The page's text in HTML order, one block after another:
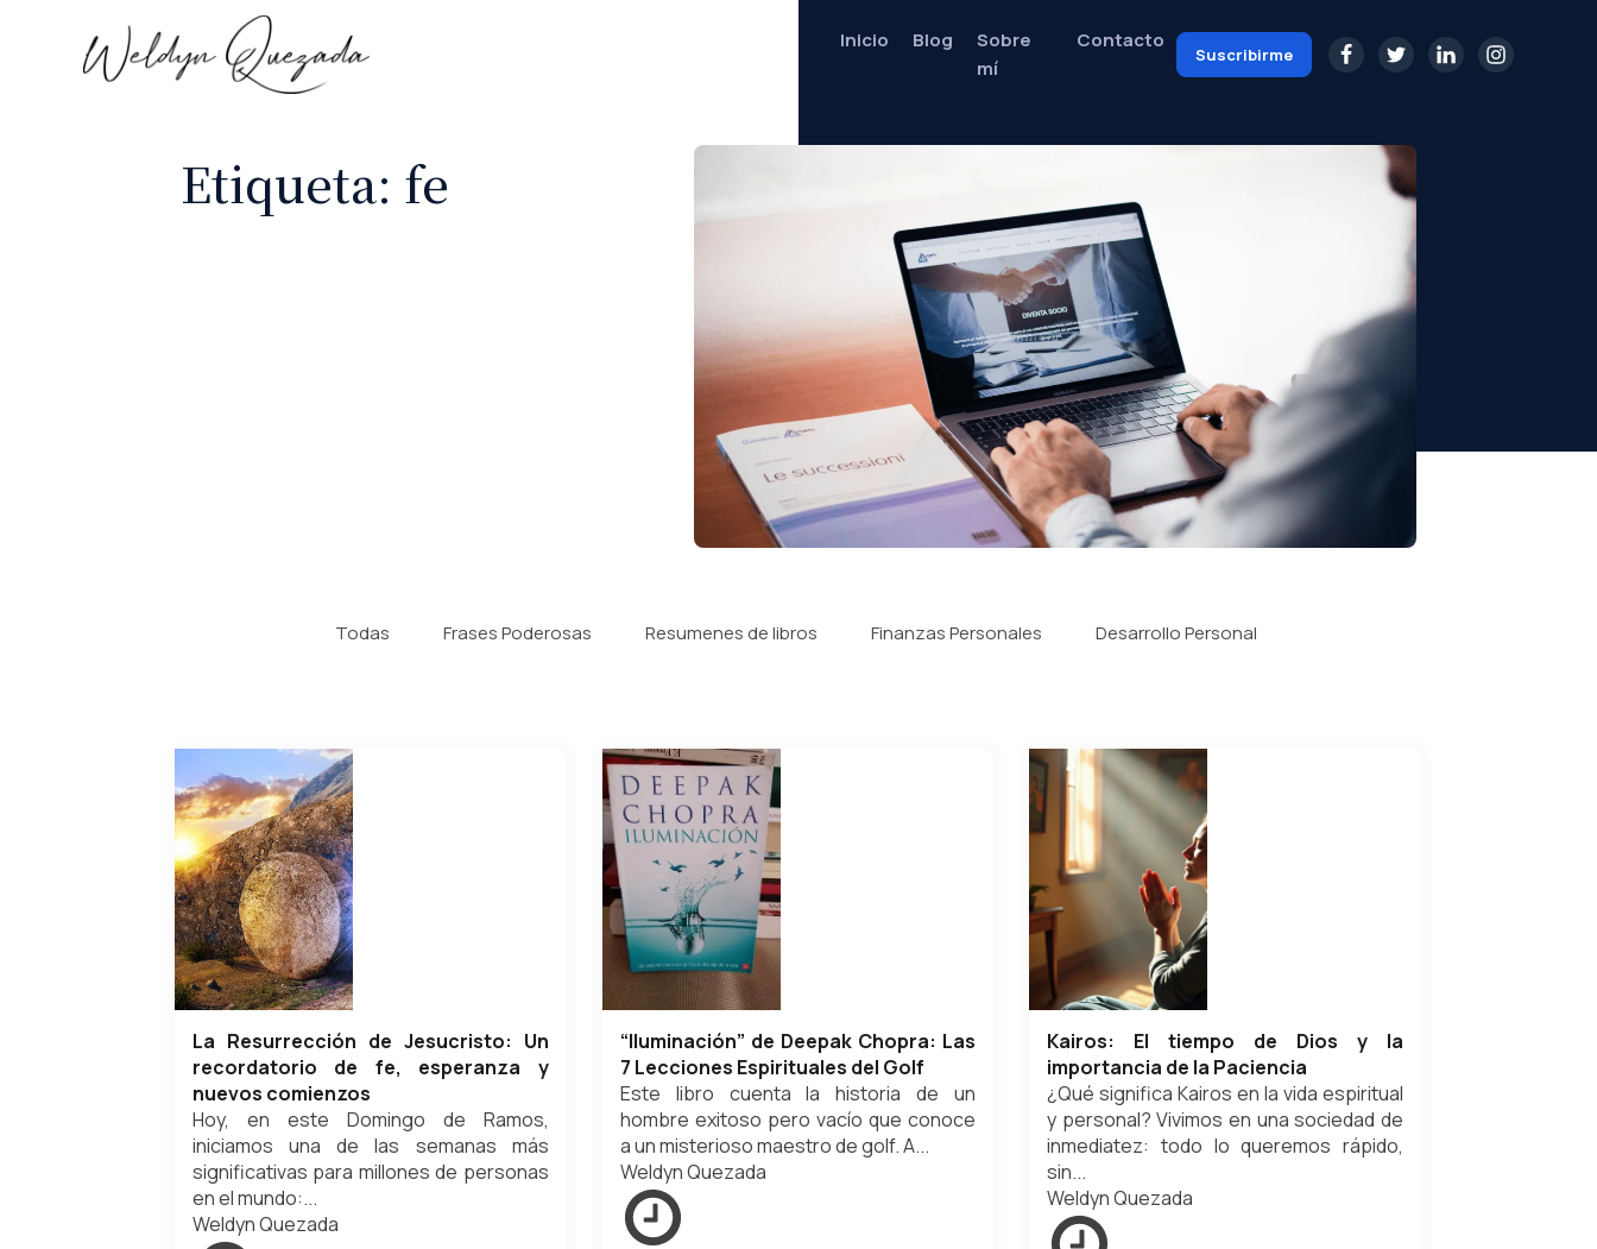
Inicio Blog
Sobre
mí
Contacto
Suscribirme
Etiqueta: fe
Todas Frases Poderosas Resumenes de libros Finanzas Personales Desarrollo Personal
La Resurrección de Jesucristo: Un
recordatorio de fe, esperanza y
nuevos comienzos
Hoy, en este Domingo de Ramos,
iniciamos una de las semanas más
significativas para millones de personas
en el mundo:...
Weldyn Quezada
“Iluminación” de Deepak Chopra: Las
7 Lecciones Espirituales del Golf
Este libro cuenta la historia de un
hombre exitoso pero vacío que conoce
a un misterioso maestro de golf. A...
Weldyn Quezada
Kairos: El tiempo de Dios y la
importancia de la Paciencia
¿Qué significa Kairos en la vida espiritual
y personal? Vivimos en una sociedad de
inmediatez: todo lo queremos rápido,
sin...
Weldyn Quezada